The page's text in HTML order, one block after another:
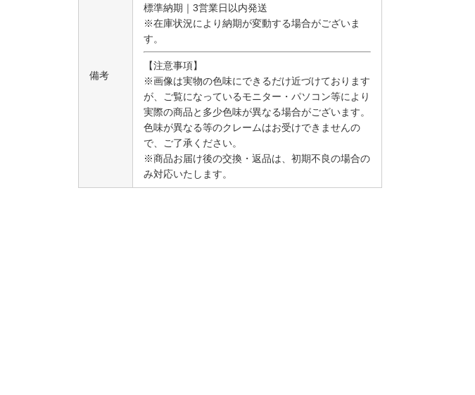
備考
標準納期｜3営業日以内発送
※在庫状況により納期が変動する場合がございま
す。
【注意事項】
※画像は実物の色味にできるだけ近づけております
が、ご覧になっているモニター・パソコン等により
実際の商品と多少色味が異なる場合がございます。
色味が異なる等のクレームはお受けできませんの
で、ご了承ください。
※商品お届け後の交換・返品は、初期不良の場合の
み対応いたします。